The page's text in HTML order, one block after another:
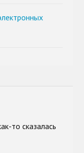
то сказалась